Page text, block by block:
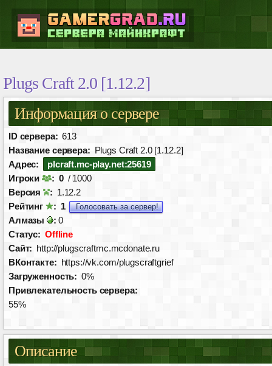
Plugs Craft 2.0 [1.12.2]
Информация о сервере
ID сервера: 613
Название сервера: Plugs Craft 2.0 [1.12.2]
Адрес:
plcraft.mc-play.net:25619
Игроки
: 0 / 1000
Версия
: 1.12.2
Рейтинг
: 1 Голосовать за сервер!
Алмазы : 0
Статус: Offline
Сайт: http://plugscraftmc.mcdonate.ru
ВКонтакте: https://vk.com/plugscraftgrief
Загруженность: 0%
Привлекательность сервера:
55%
Описание